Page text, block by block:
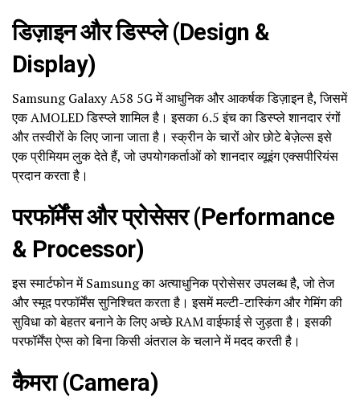
डिज़ाइन और डिस्प्ले (Design &
Display)
Samsung Galaxy A58 5G में आधुनिक और आकर्षक डिज़ाइन है, जिसमें
एक AMOLED डिस्प्ले शामिल है। इसका 6.5 इंच का डिस्प्ले शानदार रंगों
और तस्वीरों के लिए जाना जाता है। स्क्रीन के चारों ओर छोटे बेज़ेल्स इसे
एक प्रीमियम लुक देते हैं, जो उपयोगकर्ताओं को शानदार व्यूइंग एक्सपीरियंस
प्रदान करता है।
परफॉर्मेंस और प्रोसेसर (Performance
& Processor)
इस स्मार्टफोन में Samsung का अत्याधुनिक प्रोसेसर उपलब्ध है, जो तेज
और स्मूद परफॉर्मेंस सुनिश्चित करता है। इसमें मल्टी-टास्किंग और गेमिंग की
सुविधा को बेहतर बनाने के लिए अच्छे RAM वाईफाई से जुड़ता है। इसकी
परफॉर्मेंस ऐप्स को बिना किसी अंतराल के चलाने में मदद करती है।
कैमरा (Camera)